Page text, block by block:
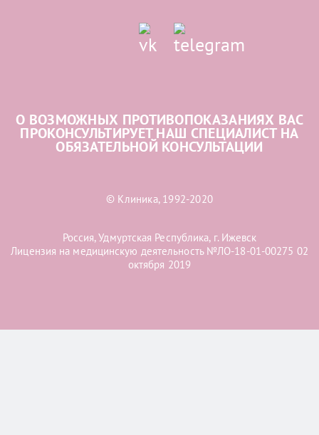
О ВОЗМОЖНЫХ ПРОТИВОПОКАЗАНИЯХ ВАС
ПРОКОНСУЛЬТИРУЕТ НАШ СПЕЦИАЛИСТ НА
ОБЯЗАТЕЛЬНОЙ КОНСУЛЬТАЦИИ
© Клиника, 1992-2020
Россия, Удмуртская Республика, г. Ижевск
Лицензия на медицинскую деятельность №ЛО-18-01-00275 02
октября 2019